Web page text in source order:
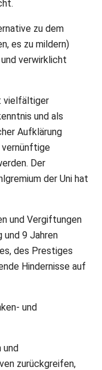
zu dem
es zu mildern)
verwirklicht
vielfältiger
und als
Aufklärung
Der
der Uni hat
und Vergiftungen
und 9 Jahren
des Prestiges
Hindernisse auf
und
und
zurückgreifen,